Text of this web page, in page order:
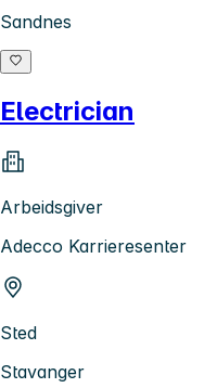
Sandnes
Electrician
Arbeidsgiver
Adecco Karrieresenter
Sted
Stavanger